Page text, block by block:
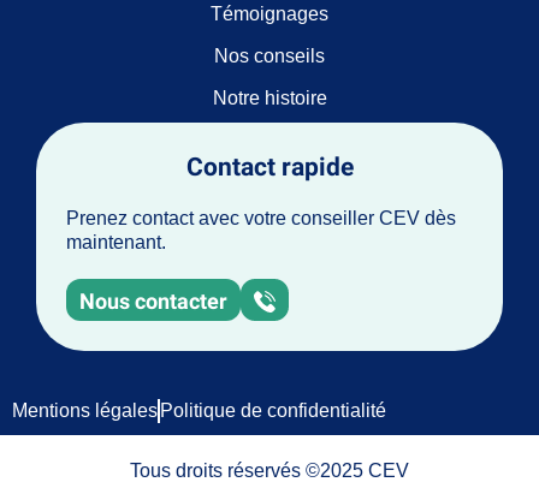
Témoignages
Nos conseils
Notre histoire
Contact rapide
Prenez contact avec votre conseiller CEV dès
maintenant.
Nous contacter
Tous droits réservés ©2025 CEV
Mentions légalesPolitique de confidentialité